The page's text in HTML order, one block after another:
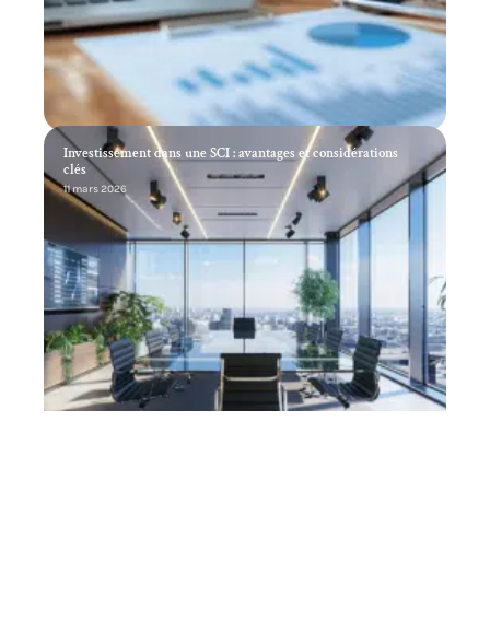
Investissement dans une SCI : avantages et considérations
clés
11 mars 2026